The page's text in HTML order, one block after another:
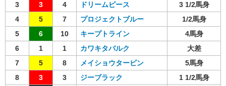
3
3 4 ドリームピース
3 1/2馬身
4
5 7 プロジェクトブルー
1/2馬身
5
6 10 キープトライン
4馬身
6
1 1 カワキタバルク
大差
7
5 8 メイショウタービン
5馬身
8
3 3 ジーブラック
1 1/2馬身